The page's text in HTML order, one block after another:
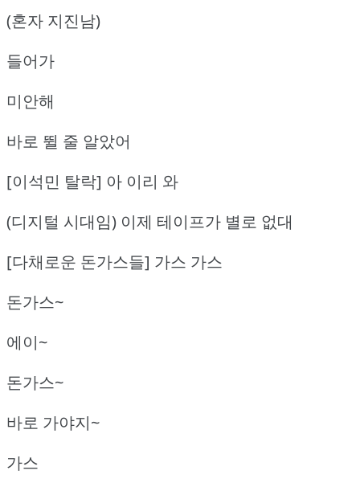
(혼자 지진남)
들어가
미안해
바로 뛸 줄 알았어
[이석민 탈락] 아 이리 와
(디지털 시대임) 이제 테이프가 별로 없대
[다채로운 돈가스들] 가스 가스
돈가스~
에이~
돈가스~
바로 가야지~
가스